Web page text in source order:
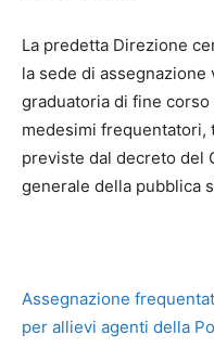
La predetta Direzione
la sede di
graduatoria di fine
medesimi
previste dal decreto del
generale della pubblica
Assegnazione
per allievi agenti della